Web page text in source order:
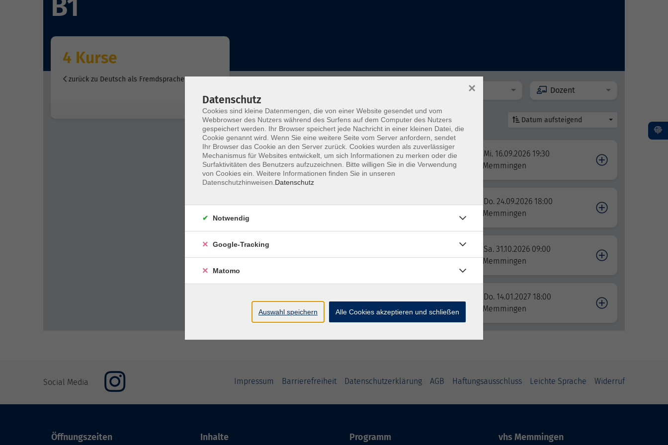
B1
4 Kurse
zurück zu Deutsch als Fremdsprache
Dozent
nur buchbare nur beginnende Datum aufsteigend
Deutsch als Fremdsprache B1.2
Mi. 16.09.2026 19:30
Memmingen
Do. 24.09.2026 18:00
Memmingen
Kommunikation im Arbeitsalltag (B1/B2)
Sa. 31.10.2026 09:00
Memmingen
im Arbeitsalltag (ab B1/B2) - Teil 2
Do. 14.01.2027 18:00
Memmingen
Social Media Impressum Barrierefreiheit Datenschutzerklärung AGB Haftungsausschluss Leichte Sprache Widerruf
Öffnungszeiten Inhalte Programm vhs Memmingen
Datenschutz
Cookies sind kleine Datenmengen, die von einer Website gesendet und vom
Webbrowser des Nutzers während des Surfens auf dem Computer des Nutzers
gespeichert werden. Ihr Browser speichert jede Nachricht in einer kleinen Datei, die
Cookie genannt wird. Wenn Sie eine weitere Seite vom Server anfordern, sendet
Ihr Browser das Cookie an den Server zurück. Cookies wurden als zuverlässiger
Mechanismus für Websites entwickelt, um sich Informationen zu merken oder die
Surfaktivitäten des Benutzers aufzuzeichnen. Bitte willigen Sie in die Verwendung
von Cookies ein. Weitere Informationen finden Sie in unseren
Datenschutzhinweisen. Datenschutz
×
Notwendig
Google-Tracking
Matomo
Auswahl speichern Alle Cookies akzeptieren und schließen